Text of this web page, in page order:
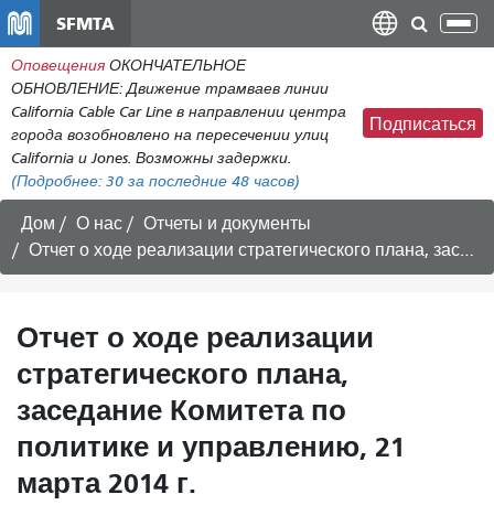
содержанию
SFMTA
Оповещения ОКОНЧАТЕЛЬНОЕ
ОБНОВЛЕНИЕ: Движение трамваев линии
California Cable Car Line в направлении центра
города возобновлено на пересечении улиц
California и Jones. Возможны задержки.
(Подробнее: 30 за последние 48 часов)
Подписаться
Дом О нас
Отчеты и документы
Отчет о ходе реализации стратегического плана, заседание Комитета по политике и управлению, 21 марта 2014 г.
Отчет о ходе реализации
стратегического плана,
заседание Комитета по
политике и управлению, 21
марта 2014 г.